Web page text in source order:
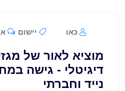
כאו יישום
מוציא לאור של
דיגיטלי - גישה
נייד וחברתי